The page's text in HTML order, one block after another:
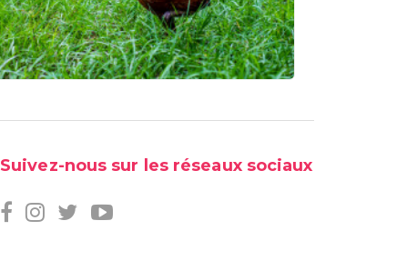
Suivez-nous sur les réseaux sociaux